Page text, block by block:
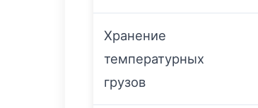
Хранение
температурных
грузов